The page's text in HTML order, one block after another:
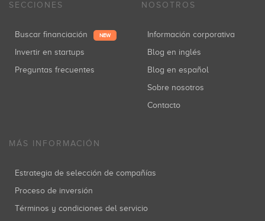
SECCIONES
Buscar financiación NEW
Invertir en startups
Preguntas frecuentes
NOSOTROS
Información corporativa
Blog en inglés
Blog en español
Sobre nosotros
Contacto
MÁS INFORMACIÓN
Estrategia de selección de compañías
Proceso de inversión
Términos y condiciones del servicio